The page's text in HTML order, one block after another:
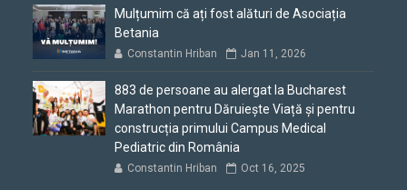
Mulțumim că ați fost alături de Asociația
Betania
Constantin Hriban Jan 11, 2026
883 de persoane au alergat la Bucharest
Marathon pentru Dăruiește Viață și pentru
construcția primului Campus Medical
Pediatric din România
Constantin Hriban Oct 16, 2025